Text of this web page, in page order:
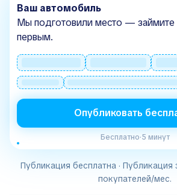
Ваш автомобиль
Мы подготовили место — займите
первым.
Опубликовать
Бесплатно·5 минут
Публикация бесплатна · Публикация
покупателей/мес.